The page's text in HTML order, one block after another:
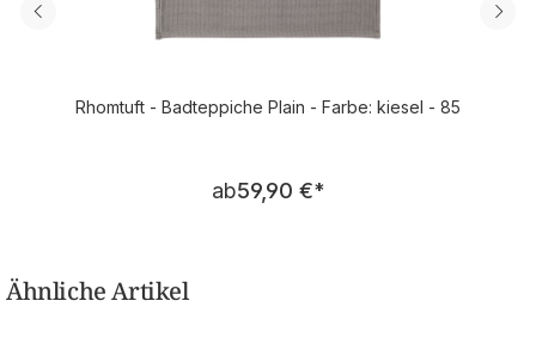
Rhomtuft - Badteppiche Plain - Farbe: kiesel - 85
Regulärer Preis:
ab59,90 €*
Ähnliche Artikel